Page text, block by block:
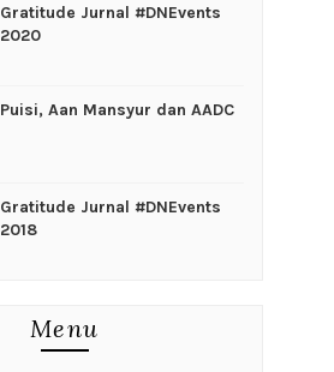
Gratitude Jurnal #DNEvents
2020
Puisi, Aan Mansyur dan AADC
Gratitude Jurnal #DNEvents
2018
Menu